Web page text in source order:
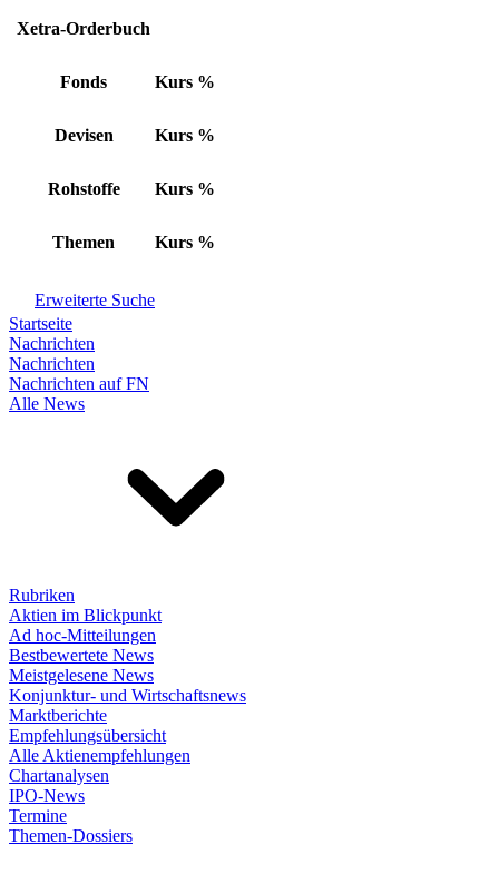
Xetra-Orderbuch
Fonds Kurs %
Devisen Kurs %
Rohstoffe Kurs %
Themen Kurs %
Erweiterte Suche
Startseite
Nachrichten
Nachrichten
Nachrichten auf FN
Alle News
Rubriken
Aktien im Blickpunkt
Ad hoc-Mitteilungen
Bestbewertete News
Meistgelesene News
Konjunktur- und Wirtschaftsnews
Marktberichte
Empfehlungsübersicht
Alle Aktienempfehlungen
Chartanalysen
IPO-News
Termine
Themen-Dossiers